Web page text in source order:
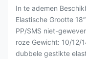
In te ademen
Elastische Grootte
PP/SMS niet-
roze Gewicht: 10/12/
dubbele gestikte